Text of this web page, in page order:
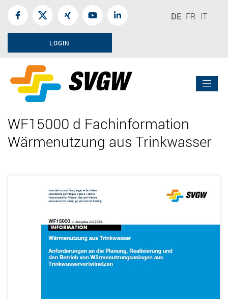
DE FR IT
LOGIN
WF15000 d Fachinformation
Wärmenutzung aus Trinkwasser